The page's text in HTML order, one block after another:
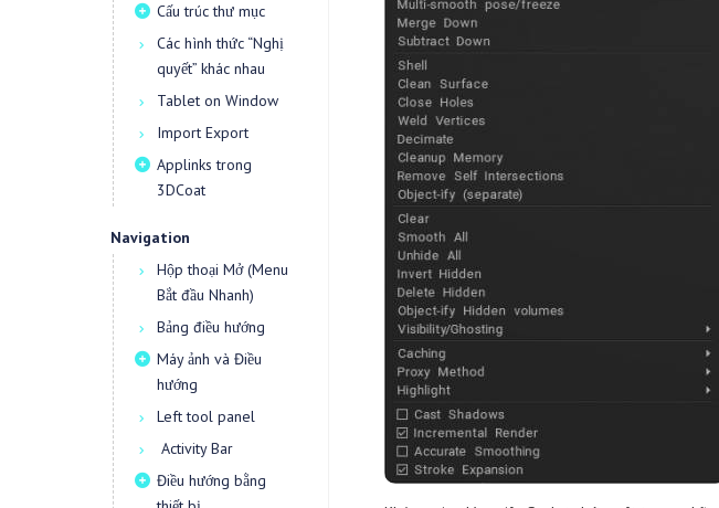
Cấu trúc thư mục
Các hình thức “Nghị
quyết” khác nhau
Tablet on Window
Import Export
Applinks trong
3DCoat
Navigation
Hộp thoại Mở (Menu
Bắt đầu Nhanh)
Bảng điều hướng
Máy ảnh và Điều
hướng
Left tool panel
Activity Bar
Điều hướng bằng